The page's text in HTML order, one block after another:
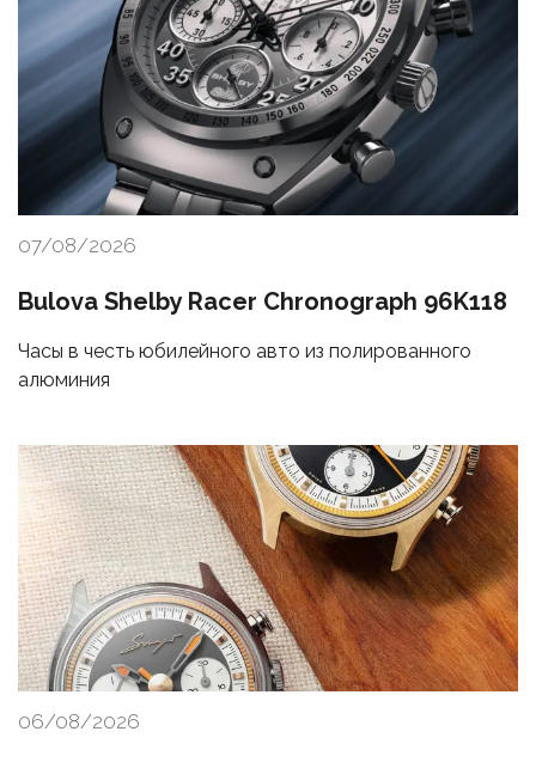
07/08/2026
Bulova Shelby Racer Chronograph 96K118
Часы в честь юбилейного авто из полированного
алюминия
06/08/2026